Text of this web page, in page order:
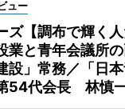
ュー
ズ【調布で輝く
業と青年会議所
設」常務／「日
54代会長 林慎